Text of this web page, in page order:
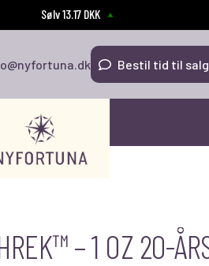
Sølv 13.17 DKK
Bestil tid til salg
– 1 OZ 20-